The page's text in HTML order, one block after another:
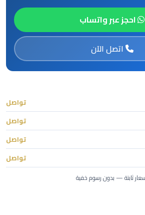
احجز عبر واتساب
اتصل الآن
تواصل
تواصل
تواصل
تواصل
ثابتة — بدون رسوم خفية